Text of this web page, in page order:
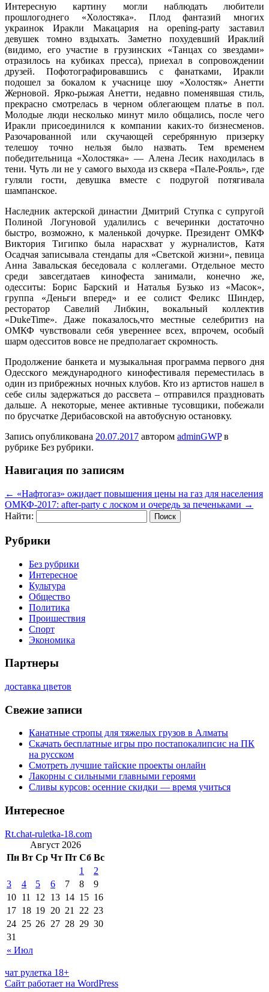
Интересную картину могли наблюдать любители
прошлогоднего «Холостяка». Плод фантазий многих
украинок Иракли Макацария на оpening-party заставил
девушек томно вздыхать. Заметно похудевший Ираклий
(видимо, его участие в грузинских «Танцах со звездами»
отразилось на кубиках пресса), приехал в сопровождении
друзей. Пофотографировавшись с фанатками, Иракли
подошел за бокалом к учаснице шоу «Холостяк» Анетти
Жерновой. Ярко-рыжая Анетти, недавно поменявшая стиль,
прекрасно смотрелась в черном облегающем платье в пол.
Молодые люди несколько минут мило общались, после чего
Иракли присоединился к компании каких-то бизнесменов.
Разочарованной или скучающей серебрянную призерку
телешоу точно нельзя было назвать. Тем временем
победительница «Холостяка» — Алена Лесик находилась в
тени. Чуть ли не у самого выхода из сквера «Пале-Рояль», где
гуляли гости, девушка вместе с подругой потягивала
шампанское.
Наследник актерской династии Дмитрий Ступка с супругой
Полиной Логуновой удалились с вечеринки достаточно
быстро, возможно, к маленькой дочурке. Президент ОМКФ
Виктория Тигипко была нарасхват у журналистов, Катя
Осадчая записывала стендапы для «Светской жизни», певица
Анна Завальская беседовала с коллегами. Отдельное место
среди завсегдатаев кинофеста занимали, конечно же,
одесситы: Борис Барский и Наталья Бузько из «Масок»,
группа «Деньги вперед» и ее солист Феликс Шиндер,
ресторатор Савелий Либкин, вокальный коллектив
«DukeTime». Даже показалось,что местные селебритиз на
ОМКФ чувствовали себя увереннее всех, впрочем, особый
шарм одесситов вовсе не предполагает скромность.
Продолжение банкета и музыкальная программа первого дня
Одесского международного кинофестиваля переместилась в
один из прибрежных ночных клубов. Кто из артистов нашел в
себе силы задержаться до рассвета – отправился праздновать
дальше. А некоторые, менее активные тусовщики, побежали
по брусчатке Дерибасовской на автобусную остановку.
Запись опубликована 20.07.2017 автором adminGWPв
рубрике Без рубрики.
Навигация по записям
← «Нафтогаз» ожидает повышения цены на газ для населения
ОМКФ-2017: after-party c лоском и очередь за печеньками →
Найти:
Рубрики
Без рубрики
Интересное
Культура
Общество
Политика
Проишествия
Спорт
Экономика
Партнеры
доставка цветов
Свежие записи
Канатные стропы для тяжелых грузов в Алматы
Скачать бесплатные игры про постапокалипсис на ПК
на русском
Смотреть лучшие тайские проекты онлайн
Лакорны с сильными главными героями
Сливы курсов: осенние скидки — время учиться
Интересное
Rt.chat-ruletka-18.com
Август 2026
Пн Вт Ср Чт Пт Сб Вс
« Июл
1
2
3
4 5 6 7 8
9
10 11 12 13 14 15 16
17 18 19 20 21 22 23
24 25 26 27 28 29 30
31
чат рулетка 18+
Сайт работает на WordPress